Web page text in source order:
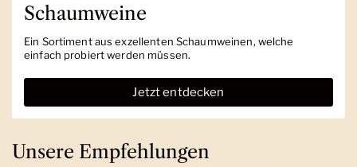
Schaumweine
Ein Sortiment aus exzellenten Schaumweinen, welche
einfach probiert werden müssen.
Jetzt entdecken
Unsere Empfehlungen